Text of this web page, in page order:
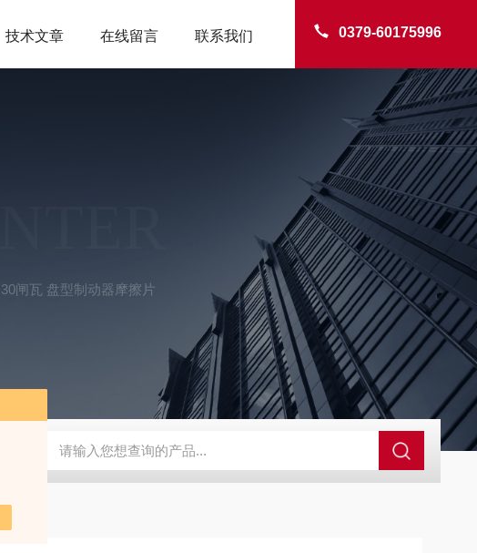
0379-60175996
技术文章 在线留言 联系我们
闸瓦 盘型制动器摩擦片
用本安型行程开关KHXC24 井下机电设备 便携式移动液压系统总成 提升机